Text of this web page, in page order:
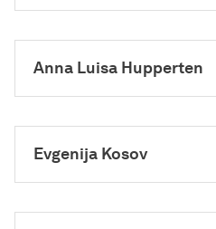
Anna Luisa Hupperten
Evgenija Kosov